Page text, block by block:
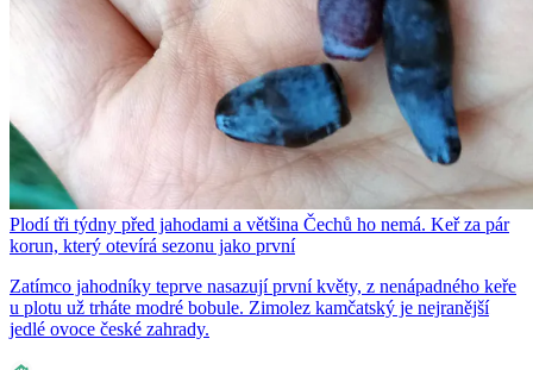
Plodí tři týdny před jahodami a většina Čechů ho nemá. Keř za pár
korun, který otevírá sezonu jako první
Zatímco jahodníky teprve nasazují první květy, z nenápadného keře
u plotu už trháte modré bobule. Zimolez kamčatský je nejranější
jedlé ovoce české zahrady.